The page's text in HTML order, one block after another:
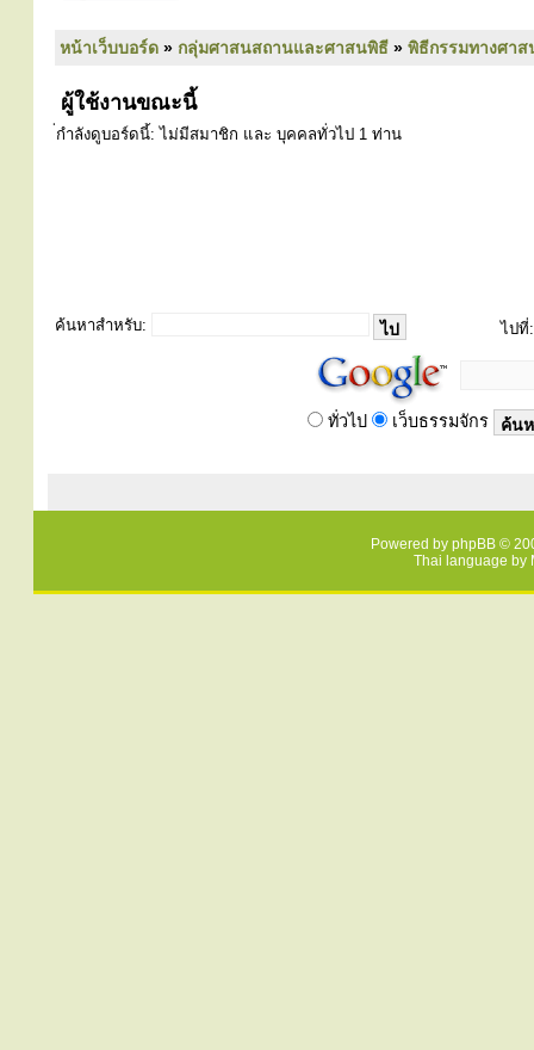
หน้าเว็บบอร์ด » กลุ่มศาสนสถานและศาสนพิธี » พิธีกรรมทางศา
ผู้ใช้งานขณะนี้
่กำลังดูบอร์ดนี้: ไม่มีสมาชิก และ บุคคลทั่วไป 1 ท่าน
ค้นหาสำหรับ: ไปที่:
ทั่วไป เว็บธรรมจักร
Powered by phpBB ©
Thai language by